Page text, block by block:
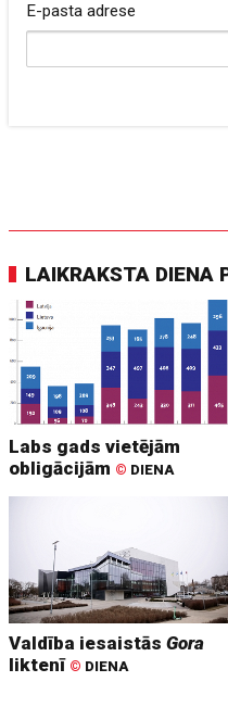
E-pasta adrese
LAIKRAKSTA DIENA
Labs gads vietējām
obligācijām © DIENA
Valdība iesaistāsGora
liktenī © DIENA